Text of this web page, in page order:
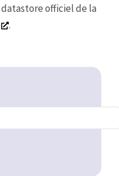
officiel de la
.